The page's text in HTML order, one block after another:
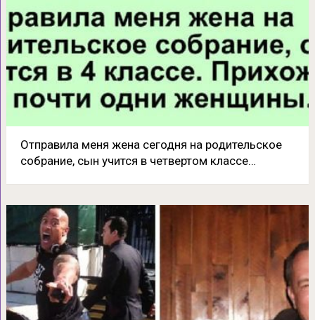
Отправила меня жена сегодня на родительское
собрание, сын учится в четвертом классе…